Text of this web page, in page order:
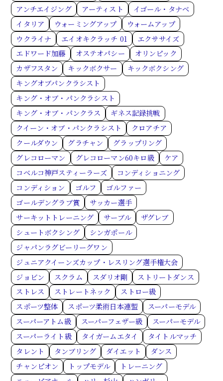
アンチエイジング
アーティスト
イゴール・タナベ
イタリア
ウォーミングアップ
ウォームアップ
ウクライナ
エイオキクラッチ 01
エクササイズ
エドワード加藤
オステオパシー
オリンピック
カザフスタン
キックボクサー
キックボクシング
キングオブパンクラシスト
キング・オブ・パンクラシスト
キング・オブ・パンクラス
ギネス記録挑戦
クイーン・オブ・パンクラシスト
クロアチア
クールダウン
グラチャン
グラップリング
グレコローマン
グレコローマン60キロ級
ケア
コベルコ神戸スティーラーズ
コンディショニング
コンディション
ゴルフ
ゴルファー
ゴールデングラブ賞
サッカー選手
サーキットトレーニング
サーブル
ザグレブ
シュートボクシング
シンガポール
ジャパンラグビーリーグワン
ジュニアクイーンズカップ・レスリング選手権大会
ジョビン
スクラム スダリオ剛
ストリートダンス
ストレス
ストレートネック
ストロー級
スポーツ整体
スポーツ柔術日本連盟
スーパーモデル
スーパーアトム級
スーパーフェザー級
スーパーモデル
スーパーライト級
タイガームエタイ
タイトルマッチ
タレント
タンブリング ダイエット
ダンス
チャンピオン
トップモデル
トレーニング